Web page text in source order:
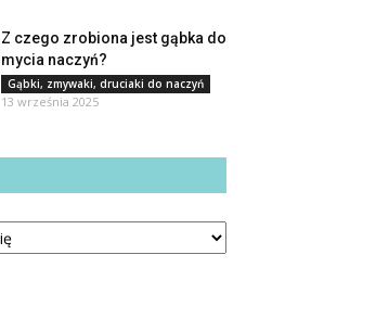
Z czego zrobiona jest gąbka do
mycia naczyń?
Gąbki, zmywaki, druciaki do naczyń
13 września 2025